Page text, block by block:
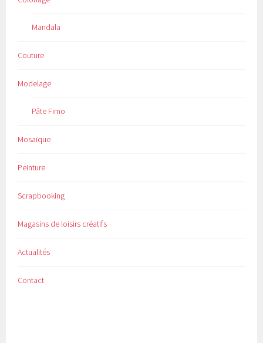
Mandala
Couture
Modelage
Pâte Fimo
Mosaïque
Peinture
Scrapbooking
Magasins de loisirs créatifs
Actualités
Contact